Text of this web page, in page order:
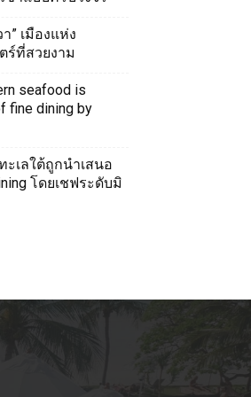
” เมืองแห่ง
ร์ที่สวยงาม
seafood is
fine dining by
ะเลใต้ถูกนำเสนอ
โดยเชฟระดับมิ